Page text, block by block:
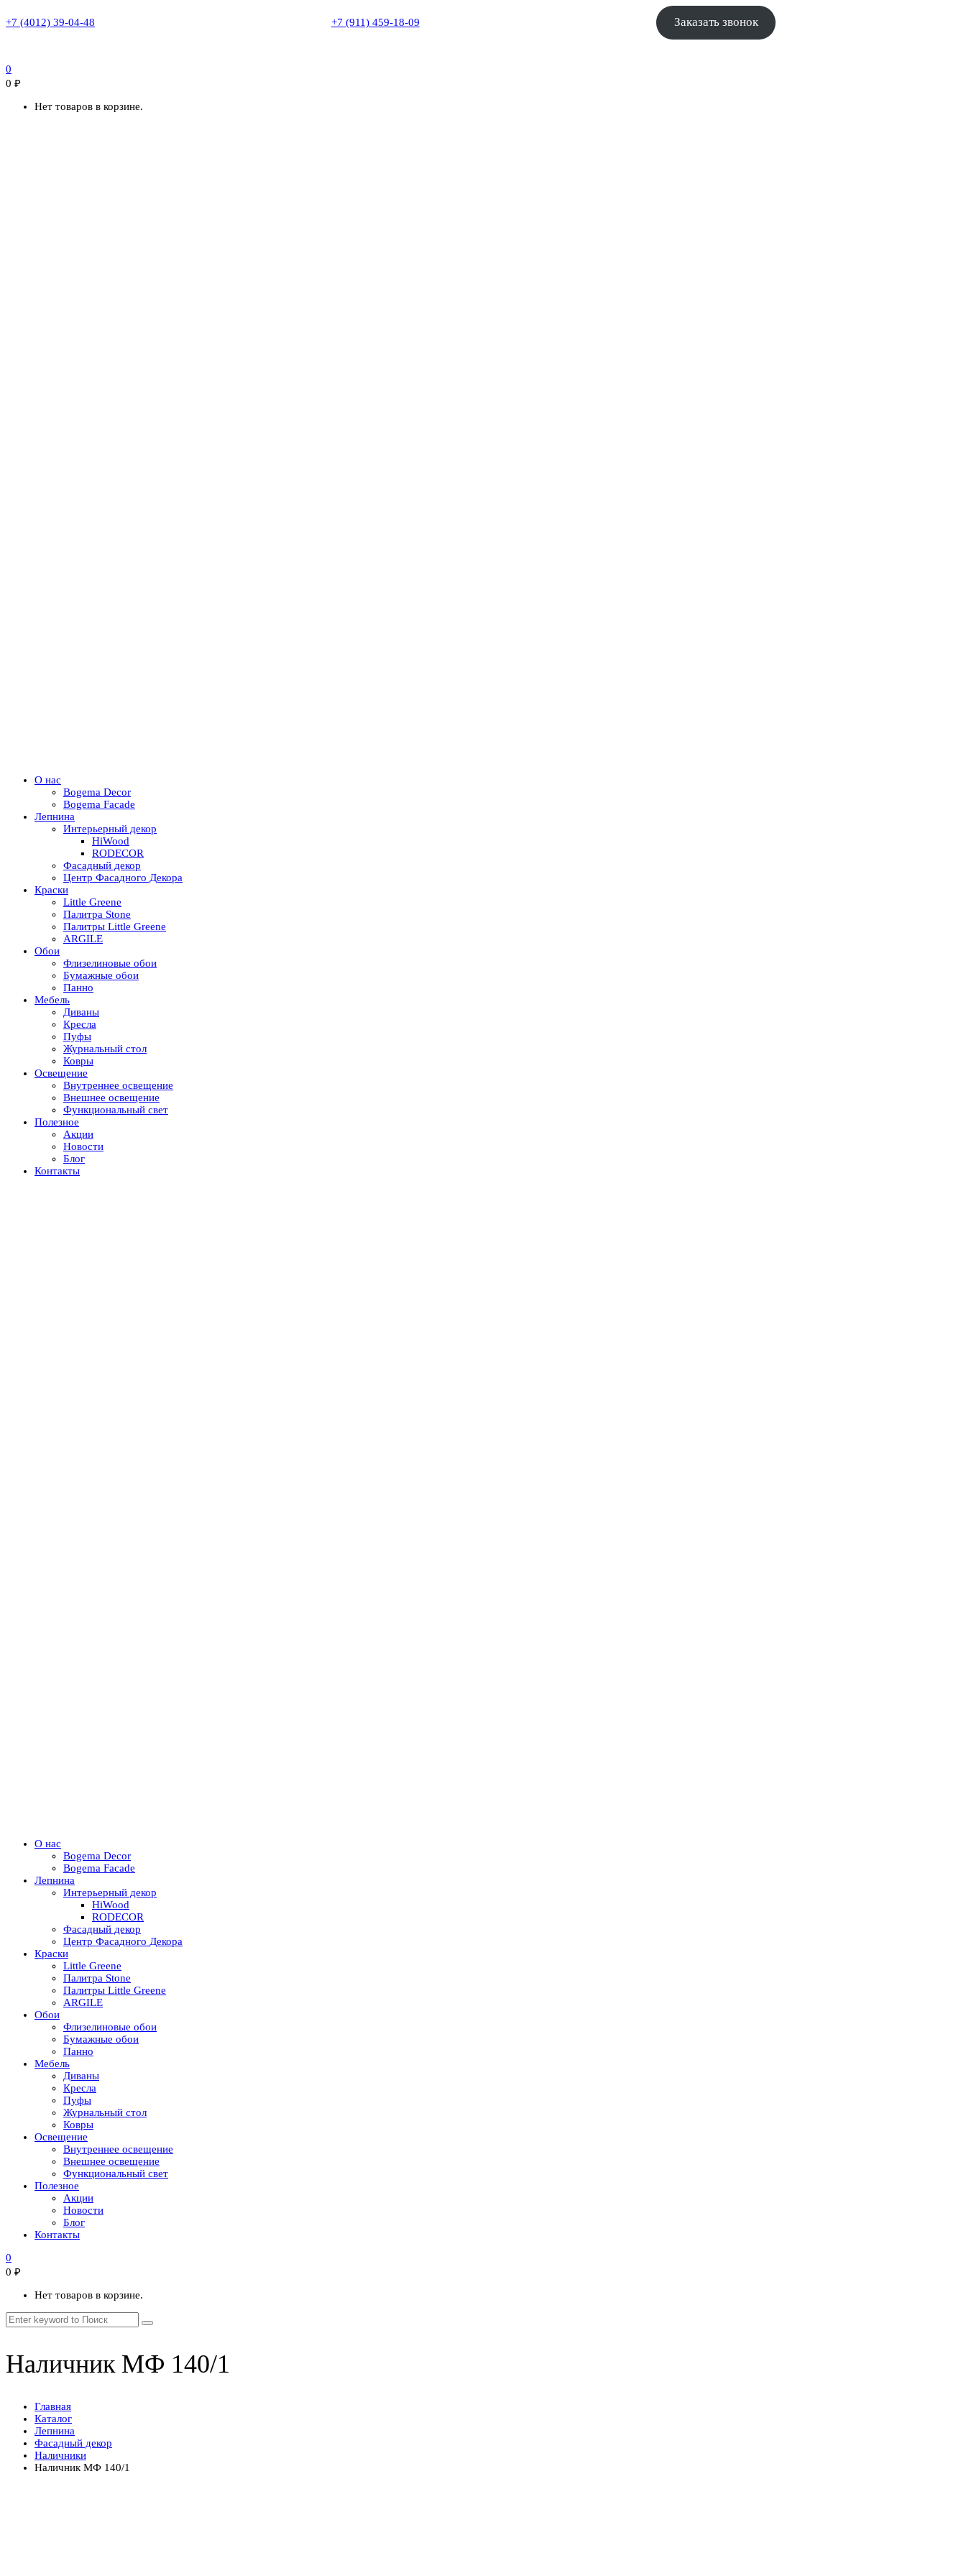
+7 (4012) 39-04-48 +7 (911) 459-18-09 Заказать звонок
0
0 ₽
Нет товаров в корзине.
О нас
Bogema Decor
Bogema Facade
Лепнина
Интерьерный декор
HiWood
RODECOR
Фасадный декор
Центр Фасадного Декора
Краски
Little Greene
Палитра Stone
Палитры Little Greene
ARGILE
Обои
Флизелиновые обои
Бумажные обои
Панно
Мебель
Диваны
Кресла
Пуфы
Журнальный стол
Ковры
Освещение
Внутреннее освещение
Внешнее освещение
Функциональный свет
Полезное
Акции
Новости
Блог
Контакты
О нас
Bogema Decor
Bogema Facade
Лепнина
Интерьерный декор
HiWood
RODECOR
Фасадный декор
Центр Фасадного Декора
Краски
Little Greene
Палитра Stone
Палитры Little Greene
ARGILE
Обои
Флизелиновые обои
Бумажные обои
Панно
Мебель
Диваны
Кресла
Пуфы
Журнальный стол
Ковры
Освещение
Внутреннее освещение
Внешнее освещение
Функциональный свет
Полезное
Акции
Новости
Блог
Контакты
0
0 ₽
Нет товаров в корзине.
Наличник МФ 140/1
Главная
Каталог
Лепнина
Фасадный декор
Наличники
Наличник МФ 140/1